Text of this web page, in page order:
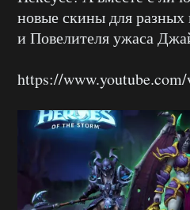
новые скины для
и Повелителя ужаса
https://